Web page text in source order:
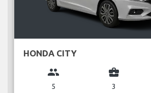
HONDA CITY
group
5
business_center
3